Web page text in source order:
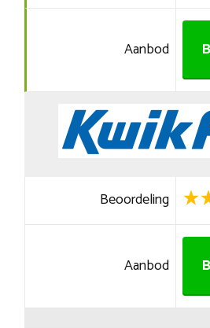
Aanbod
Beoordeling
Aanbod